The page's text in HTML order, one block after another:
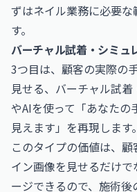
ずはネイル業務に必要
す。
バーチャル試着・シミュ
3つ目は、顧客の実際の
見せる、バーチャル試
やAIを使って「あなたの
見えます」を再現します。
このタイプの価値は、
イン画像を見せるだけ
ージできるので、施術